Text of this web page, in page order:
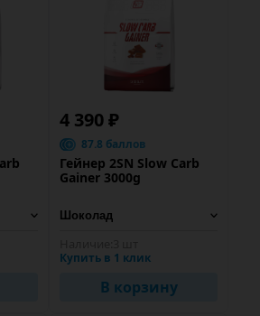
4 390 ₽
87.8 баллов
Гейнер 2SN Slow Carb
Gainer 3000g
Купить в 1 клик
В корзину